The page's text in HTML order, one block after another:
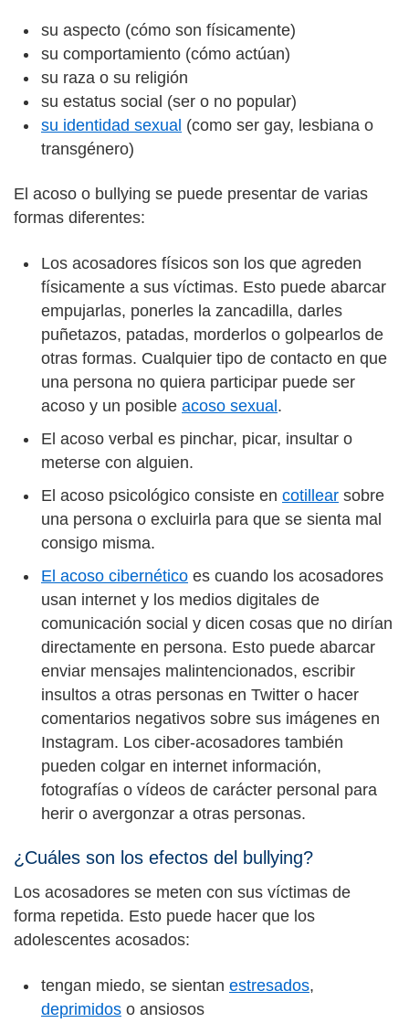
su aspecto (cómo son físicamente)
su comportamiento (cómo actúan)
su raza o su religión
su estatus social (ser o no popular)
su identidad sexual (como ser gay, lesbiana o
transgénero)
El acoso o bullying se puede presentar de varias
formas diferentes:
Los acosadores físicos son los que agreden
físicamente a sus víctimas. Esto puede abarcar
empujarlas, ponerles la zancadilla, darles
puñetazos, patadas, morderlos o golpearlos de
otras formas. Cualquier tipo de contacto en que
una persona no quiera participar puede ser
acoso y un posible acoso sexual .
El acoso verbal es pinchar, picar, insultar o
meterse con alguien.
El acoso psicológico consiste en cotillear sobre
una persona o excluirla para que se sienta mal
consigo misma.
El acoso cibernético es cuando los acosadores
usan internet y los medios digitales de
comunicación social y dicen cosas que no dirían
directamente en persona. Esto puede abarcar
enviar mensajes malintencionados, escribir
insultos a otras personas en Twitter o hacer
comentarios negativos sobre sus imágenes en
Instagram. Los ciber-acosadores también
pueden colgar en internet información,
fotografías o vídeos de carácter personal para
herir o avergonzar a otras personas.
¿Cuáles son los efectos del bullying?
Los acosadores se meten con sus víctimas de
forma repetida. Esto puede hacer que los
adolescentes acosados:
tengan miedo, se sientan estresados,
deprimidos o ansiosos